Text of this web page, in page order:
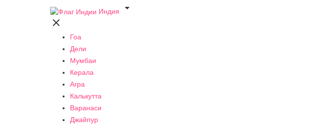
Индия


Гоа
Дели
Мумбаи
Керала
Агра
Калькутта
Варанаси
Джайпур